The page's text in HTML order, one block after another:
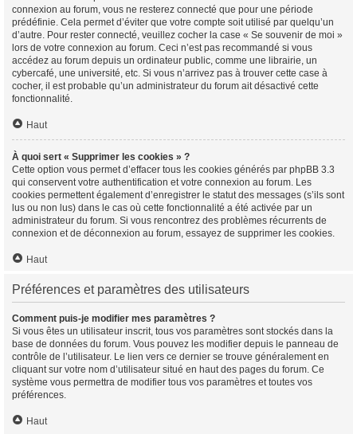
connexion au forum, vous ne resterez connecté que pour une période
prédéfinie. Cela permet d’éviter que votre compte soit utilisé par quelqu’un
d’autre. Pour rester connecté, veuillez cocher la case « Se souvenir de moi »
lors de votre connexion au forum. Ceci n’est pas recommandé si vous
accédez au forum depuis un ordinateur public, comme une librairie, un
cybercafé, une université, etc. Si vous n’arrivez pas à trouver cette case à
cocher, il est probable qu’un administrateur du forum ait désactivé cette
fonctionnalité.
Haut
À quoi sert « Supprimer les cookies » ?
Cette option vous permet d’effacer tous les cookies générés par phpBB 3.3
qui conservent votre authentification et votre connexion au forum. Les
cookies permettent également d’enregistrer le statut des messages (s’ils sont
lus ou non lus) dans le cas où cette fonctionnalité a été activée par un
administrateur du forum. Si vous rencontrez des problèmes récurrents de
connexion et de déconnexion au forum, essayez de supprimer les cookies.
Haut
Préférences et paramètres des utilisateurs
Comment puis-je modifier mes paramètres ?
Si vous êtes un utilisateur inscrit, tous vos paramètres sont stockés dans la
base de données du forum. Vous pouvez les modifier depuis le panneau de
contrôle de l’utilisateur. Le lien vers ce dernier se trouve généralement en
cliquant sur votre nom d’utilisateur situé en haut des pages du forum. Ce
système vous permettra de modifier tous vos paramètres et toutes vos
préférences.
Haut